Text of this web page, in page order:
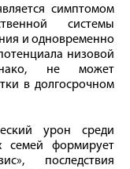
симптомом
системы
и одновременно
низовой
не может
в долгосрочном
урон среди
семей формирует
последствия